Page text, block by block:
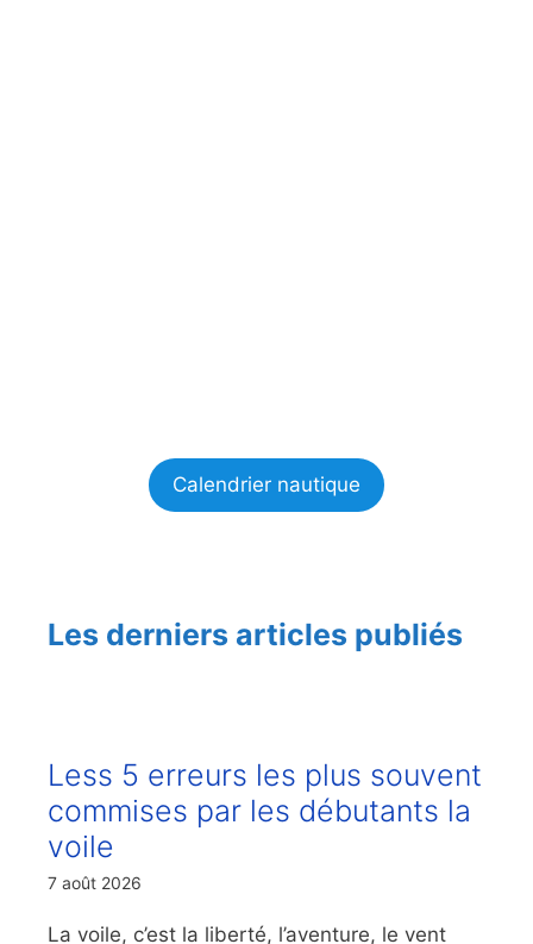
Calendrier nautique
Les derniers articles publiés
Less 5 erreurs les plus souvent
commises par les débutants la
voile
7 août 2026
La voile, c’est la liberté, l’aventure, le vent